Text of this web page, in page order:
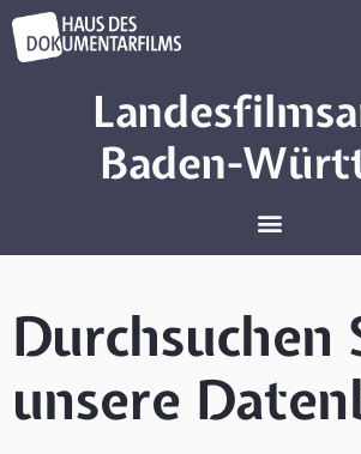
Baden-
Durchsuchen
unsere